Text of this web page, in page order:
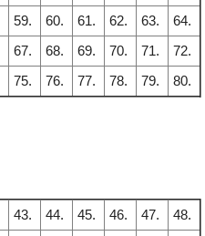
59. 60. 61. 62. 63.
64.
67. 68. 69. 70. 71.
72.
75. 76. 77. 78. 79. 80.
43. 44. 45. 46. 47.
48.